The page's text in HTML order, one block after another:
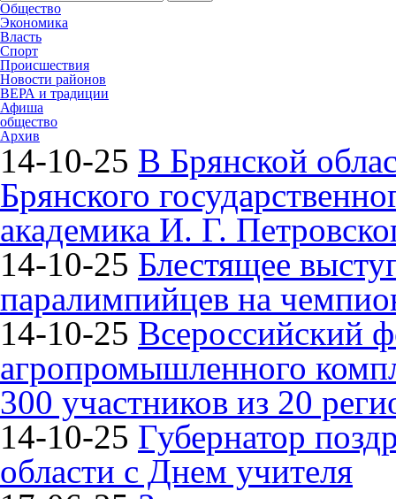
Общество
Экономика
Власть
Спорт
Происшествия
Новости районов
ВЕРА и традиции
Афиша
общество
Архив
14-10-25 В Брянской
Брянского
академика И. Г.
14-10-25 Блестящее
паралимпийцев на
14-10-25 Всероссийский
агропромышленного
300 участников из 20
14-10-25 Губернатор
области с Днем учителя